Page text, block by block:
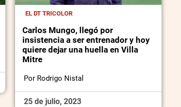
EL DT TRICOLOR
Carlos Mungo, llegó por
insistencia a ser entrenador y hoy
quiere dejar una huella en Villa
Mitre
Por Rodrigo Nistal
25 de julio, 2023